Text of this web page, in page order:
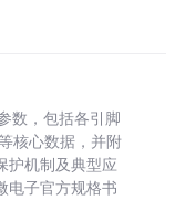
数，包括各引脚
核心数据，并附
护机制及典型应
电子官方规格书